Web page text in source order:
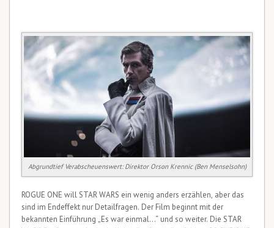
Abgrundtief Verabscheuenswert: Direktor Orson Krennic (Ben Menselsohn)
ROGUE ONE will STAR WARS ein wenig anders erzählen, aber das
sind im Endeffekt nur Detailfragen. Der Film beginnt mit der
bekannten Einführung „Es war einmal…“ und so weiter. Die STAR